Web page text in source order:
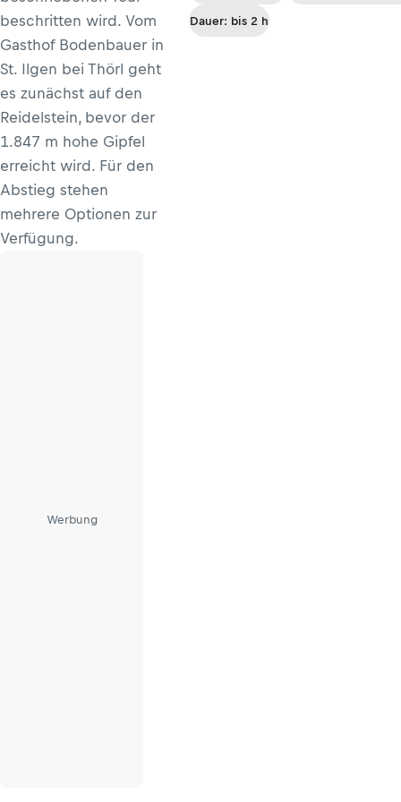
beschritten wird. Vom
Gasthof Bodenbauer in
St. Ilgen bei Thörl geht
es zunächst auf den
Reidelstein, bevor der
1.847 m hohe Gipfel
erreicht wird. Für den
Abstieg stehen
mehrere Optionen zur
Verfügung.
Werbung
Dauer: bis 2 h